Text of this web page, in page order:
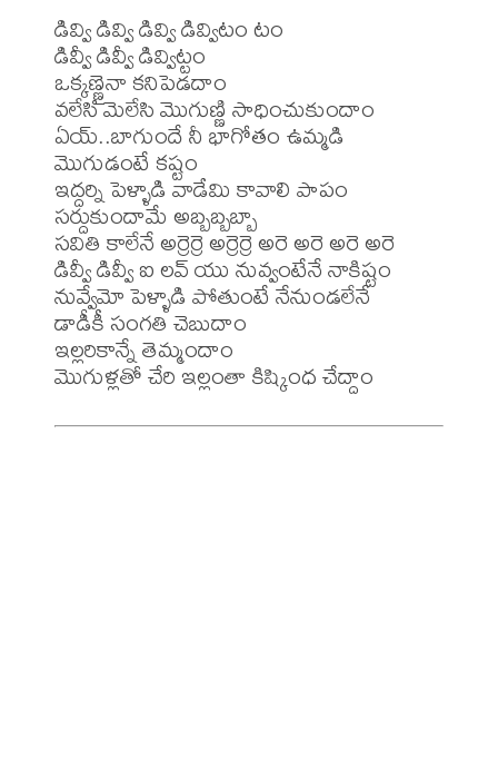
డివ్వి డివ్వి డివ్వి డివ్విటం టం
డివ్వీ డివ్వీ డివ్విట్టం
ఒక్కణ్ణైనా కనిపెడదాం
వలేసి మెలేసి మొగుణ్ణి సాధించుకుందాం
ఏయ్..బాగుందే నీ భాగోతం ఉమ్మడి
మొగుడంటే కష్టం
ఇద్దర్ని పెళ్ళాడి వాడేమి కావాలి పాపం
సర్దుకుందామే అబ్బబ్బబ్బా
సవితి కాలేనే అర్రెర్రె అర్రెర్రె అరె అరె అరె అరె
డివ్వీ డివ్వీ ఐ లవ్ యు నువ్వంటేనే నాకిష్టం
నువ్వేమో పెళ్ళాడి పోతుంటే నేనుండలేనే
డాడీకీ సంగతి చెబుదాం
ఇల్లరికాన్నే తెమ్మందాం